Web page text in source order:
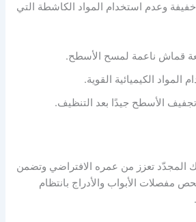
وعدم استخدام المواد الكاشطة التي
قماش ناعمة لمسح الأسطح.
المواد الكيميائية القوية.
الأسطح جيدًا بعد التنظيف.
المجدّد تعزز من عمره الافتراضي وتضمن
مفصلات الأبواب والأدراج بانتظام